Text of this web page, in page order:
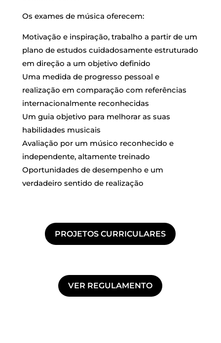
Os exames de música oferecem:
Motivação e inspiração, trabalho a partir de um
plano de estudos cuidadosamente estruturado
em direção a um objetivo definido
Uma medida de progresso pessoal e
realização em comparação com referências
internacionalmente reconhecidas
Um guia objetivo para melhorar as suas
habilidades musicais
Avaliação por um músico reconhecido e
independente, altamente treinado
Oportunidades de desempenho e um
verdadeiro sentido de realização
PROJETOS CURRICULARES
VER REGULAMENTO